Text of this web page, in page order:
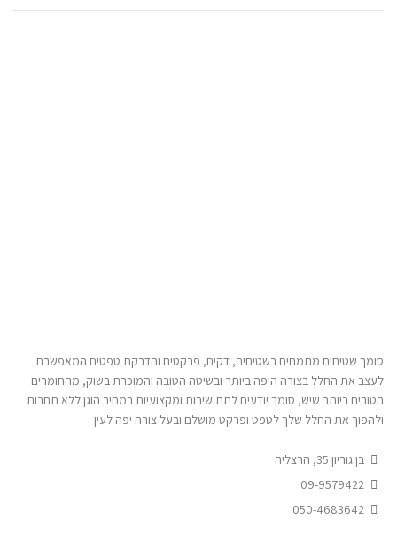
סומך שטיחים מתמחים בשטיחים, דקים, פרקטים והדבקת טפטים המאפשרת
לעצב את החלל בצורה היפה ביותר ובשיטה הטובה והמוכרת בשוק, מהחומרים
הטובים ביותר שיש, סומך יודעים לתת שירות ומקצועיות במחיר הוגן ללא תחרות
ולהפוך את החלל שלך לטפט ופרקט מושלם ובעל צורה יפה לעין
בן גוריון 35, הרצליה